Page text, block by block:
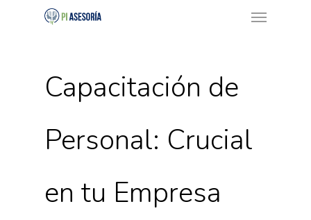
Capacitación de
Personal: Crucial
en tu Empresa